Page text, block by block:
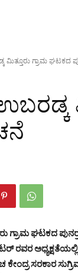
ಮಿತ್ತೂರು ಗ್ರಾಮ ಘಟಕದ
ಗ್ರಾಮ ಘಟಕದ
ಅಧ್ಯಕ್ಷತೆಯಲ್ಲಿ
ಕೇಂದ್ರ ಸರಕಾರ